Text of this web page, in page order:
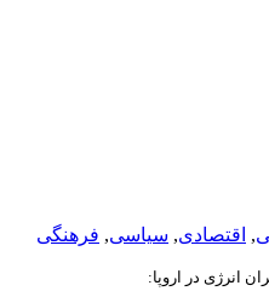
, اقتصادی, سیاسی, فرهنگی
انرژی در اروپا: